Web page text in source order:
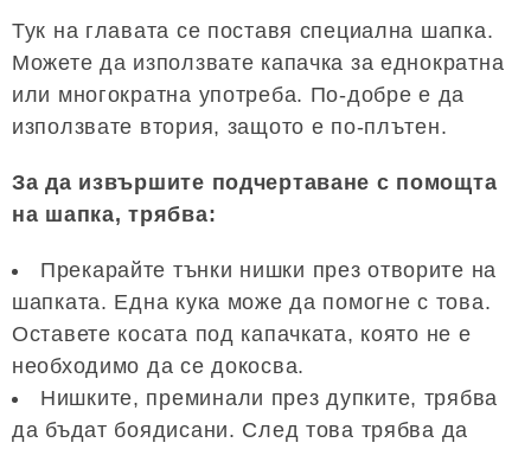
Тук на главата се поставя специална шапка.
Можете да използвате капачка за еднократна
или многократна употреба. По-добре е да
използвате втория, защото е по-плътен.
За да извършите подчертаване с помощта
на шапка, трябва:
Прекарайте тънки нишки през отворите на
шапката. Една кука може да помогне с това.
Оставете косата под капачката, която не е
необходимо да се докосва.
Нишките, преминали през дупките, трябва
да бъдат боядисани. След това трябва да